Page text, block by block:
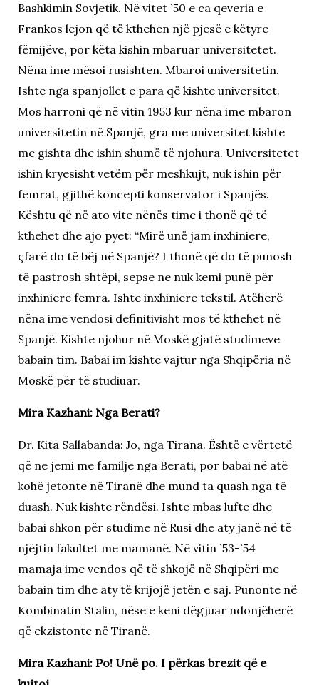
Bashkimin Sovjetik. Në vitet `50 e ca qeveria e
Frankos lejon që të kthehen një pjesë e këtyre
fëmijëve, por këta kishin mbaruar universitetet.
Nëna ime mësoi rusishten. Mbaroi universitetin.
Ishte nga spanjollet e para që kishte universitet.
Mos harroni që në vitin 1953 kur nëna ime mbaron
universitetin në Spanjë, gra me universitet kishte
me gishta dhe ishin shumë të njohura. Universitetet
ishin kryesisht vetëm për meshkujt, nuk ishin për
femrat, gjithë koncepti konservator i Spanjës.
Kështu që në ato vite nënës time i thonë që të
kthehet dhe ajo pyet: “Mirë unë jam inxhiniere,
çfarë do të bëj në Spanjë? I thonë që do të punosh
të pastrosh shtëpi, sepse ne nuk kemi punë për
inxhiniere femra. Ishte inxhiniere tekstil. Atëherë
nëna ime vendosi definitivisht mos të kthehet në
Spanjë. Kishte njohur në Moskë gjatë studimeve
babain tim. Babai im kishte vajtur nga Shqipëria në
Moskë për të studiuar.
Mira Kazhani: Nga Berati?
Dr. Kita Sallabanda: Jo, nga Tirana. Është e vërtetë
që ne jemi me familje nga Berati, por babai në atë
kohë jetonte në Tiranë dhe mund ta quash nga të
duash. Nuk kishte rëndësi. Ishte mbas lufte dhe
babai shkon për studime në Rusi dhe aty janë në të
njëjtin fakultet me mamanë. Në vitin `53-`54
mamaja ime vendos që të shkojë në Shqipëri me
babain tim dhe aty të krijojë jetën e saj. Punonte në
Kombinatin Stalin, nëse e keni dëgjuar ndonjëherë
që ekzistonte në Tiranë.
Mira Kazhani: Po! Unë po. I përkas brezit që e